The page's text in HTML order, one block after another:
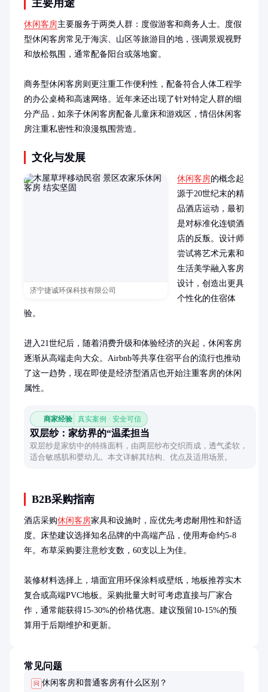
主要用途
休闲客房主要服务于两类人群：度假游客和商务人士。度假
型休闲客房常见于海滨、山区等旅游目的地，强调景观视野
和放松氛围，通常配备阳台或落地窗。
商务型休闲客房则更注重工作便利性，配备符合人体工程学
的办公桌椅和高速网络。近年来还出现了针对特定人群的细
分产品，如亲子休闲客房配备儿童床和游戏区，情侣休闲客
房注重私密性和浪漫氛围营造。
文化与发展
济宁捷诚环保科技有限公司
休闲客房的概念起
源于20世纪末的精
品酒店运动，最初
是对标准化连锁酒
店的反叛。设计师
尝试将艺术元素和
生活美学融入客房
设计，创造出更具
个性化的住宿体
验。
进入21世纪后，随着消费升级和体验经济的兴起，休闲客房
逐渐从高端走向大众。Airbnb等共享住宿平台的流行也推动
了这一趋势，现在即使是经济型酒店也开始注重客房的休闲
属性。
商家经验 真实案例 · 安全可信
双层纱：家纺界的“温柔担当
双层纱是家纺中的特殊面料，由两层纱布交织而成，透气柔软，
适合敏感肌和婴幼儿。本文详解其结构、优点及适用场景。
B2B采购指南
酒店采购休闲客房家具和设施时，应优先考虑耐用性和舒适
度。床垫建议选择知名品牌的中高端产品，使用寿命约5-8
年。布草采购要注意纱支数，60支以上为佳。
装修材料选择上，墙面宜用环保涂料或壁纸，地板推荐实木
复合或高端PVC地板。采购批量大时可考虑直接与厂家合
作，通常能获得15-30%的价格优惠。建议预留10-15%的预
算用于后期维护和更新。
常见问题
问 休闲客房和普通客房有什么区别？